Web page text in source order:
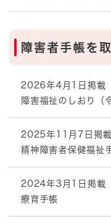
障害者手帳を
2026年4月1日掲載
障害福祉のしおり（
2025年11月7日掲載
精神障害者保健福祉
2024年3月1日掲載
療育手帳